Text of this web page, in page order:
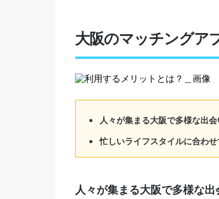
大阪のマッチングア
人々が集まる大阪で多様な出
忙しいライフスタイルに合わ
人々が集まる大阪で多様な出